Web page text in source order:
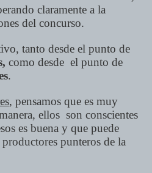
claramente a la
del concurso.
tanto desde el punto de
como desde el punto de
.
, pensamos que es muy
ellos son conscientes
es buena y que puede
punteros de la